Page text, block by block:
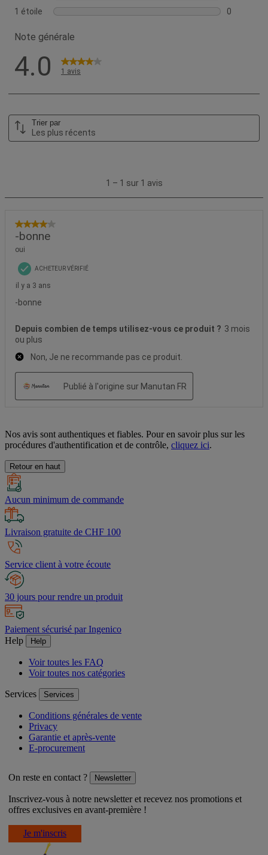
Nos avis sont authentiques et fiables. Pour en savoir plus sur les
procédures d'authentification et de contrôle, cliquez ici.
Retour en haut
Aucun minimum de commande
Livraison gratuite de CHF 100
Service client à votre écoute
30 jours pour rendre un produit
Paiement sécurisé par Ingenico
Help
Help
Voir toutes les FAQ
Voir toutes nos catégories
Services Services
Conditions générales de vente
Privacy
Garantie et après-vente
E-procurement
On reste en contact ? Newsletter
Inscrivez-vous à notre newsletter et recevez nos promotions et
offres exclusives en avant-première !
Je m'inscris